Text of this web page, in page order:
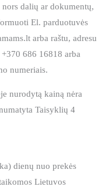
dalių ar dokumentų,
El. parduotuvės
arba raštu, adresu
686 16818 arba
numeriais.
nurodytą kainą nėra
Taisyklių 4
dienų nuo prekės
Lietuvos